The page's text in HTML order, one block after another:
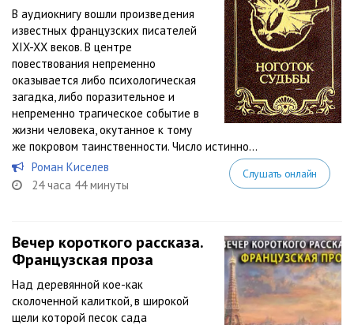
В аудиокнигу вошли произведения
известных французских писателей
XIX-XX веков. В центре
повествования непременно
оказывается либо психологическая
загадка, либо поразительное и
непременно трагическое событие в
жизни человека, окутанное к тому
же покровом таинственности. Число истинно...
Роман Киселев
24 часа 44 минуты
Слушать онлайн
Вечер короткого рассказа.
Французская проза
Над деревянной кое-как
сколоченной калиткой, в широкой
щели которой песок сада